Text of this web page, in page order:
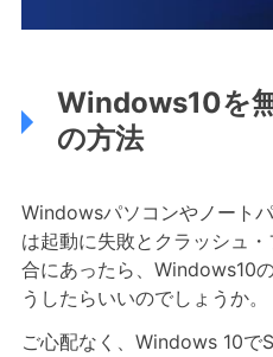
Windows10を
の方法
Windowsパソコンやノート
は起動に失敗とクラッシュ
合にあったら、Windows10
うしたらいいのでしょうか。
ご心配なく、Windows 10で